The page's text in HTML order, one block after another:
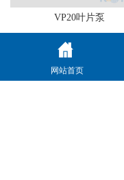
VP20叶片泵
网站首页